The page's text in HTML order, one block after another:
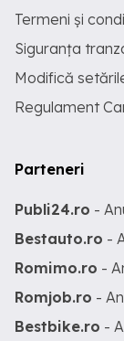
Termeni și
Siguranța
Modifică
Regulament
Parteneri
Publi24.ro -
Bestauto.ro -
Romimo.ro -
Romjob.ro -
Bestbike.ro -